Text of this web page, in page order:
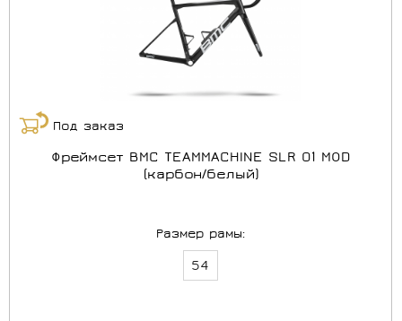
Под заказ
Фреймсет BMC TEAMMACHINE SLR 01 MOD
(карбон/белый)
Размер рамы:
54